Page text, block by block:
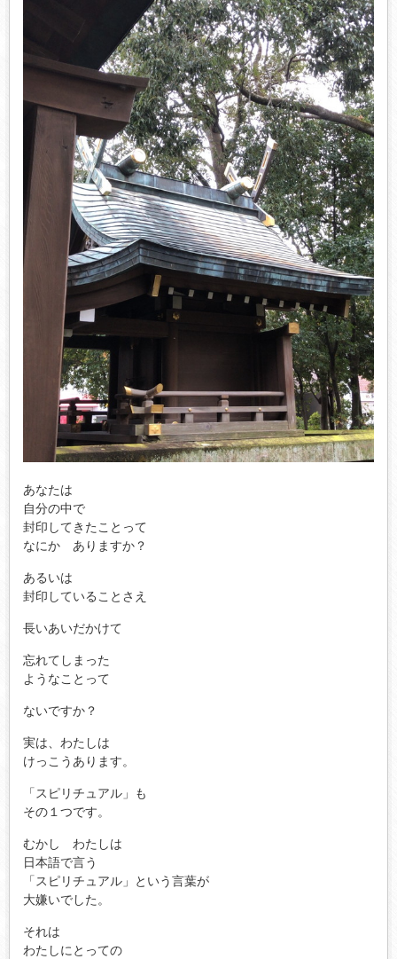
あなたは
自分の中で
封印してきたことって
なにか ありますか？
あるいは
封印していることさえ
長いあいだかけて
忘れてしまった
ようなことって
ないですか？
実は、わたしは
けっこうあります。
「スピリチュアル」も
その１つです。
むかし わたしは
日本語で言う
「スピリチュアル」という言葉が
大嫌いでした。
それは
わたしにとっての